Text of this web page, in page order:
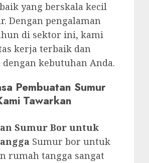
yang berskala kecil
Dengan pengalaman
di sektor ini, kami
kerja terbaik dan
kebutuhan Anda.
Pembuatan Sumur
Tawarkan
Sumur Bor untuk
Sumur bor untuk
rumah tangga sangat